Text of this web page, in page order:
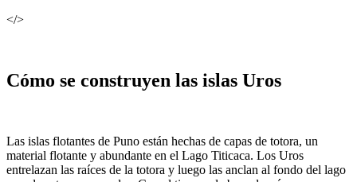
</>
Cómo se construyen las islas Uros
Las islas flotantes de Puno están hechas de capas de totora, un
material flotante y abundante en el Lago Titicaca. Los Uros
entrelazan las raíces de la totora y luego las anclan al fondo del lago